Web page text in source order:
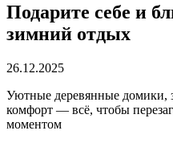
Подарите себе и
зимний отдых
26.12.2025
Уютные деревянные домики,
комфорт — всё, чтобы
моментом